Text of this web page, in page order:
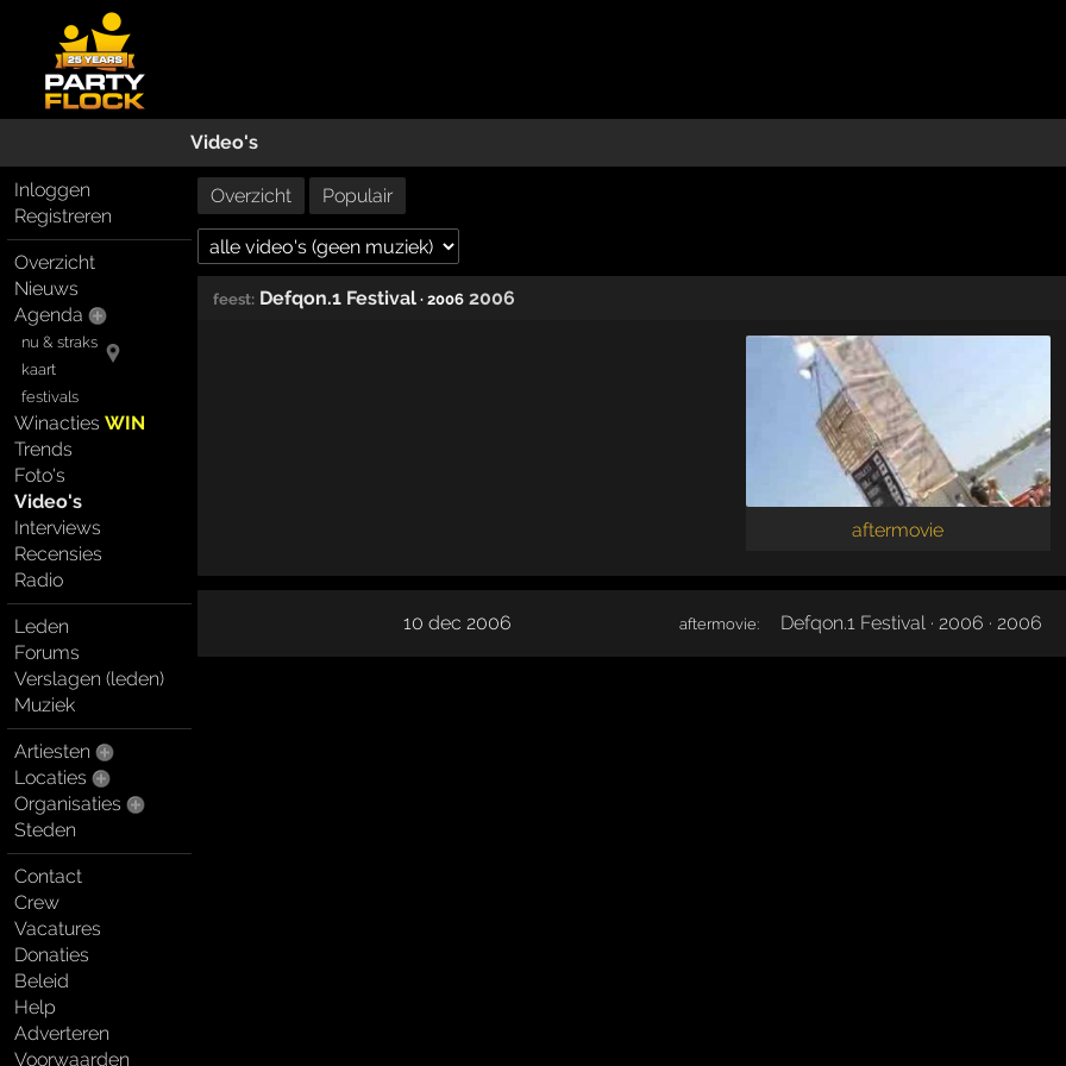
Video's
Inloggen
Registreren
Overzicht
Nieuws
Agenda
nu & straks
kaart
festivals
WinactiesWIN
Trends
Foto's
Video's
Interviews
Recensies
Radio
Leden
Forums
Verslagen (leden)
Muziek
Artiesten
Locaties
Organisaties
Steden
Contact
Crew
Vacatures
Donaties
Beleid
Help
Adverteren
Voorwaarden
Overzicht Populair
feest: Defqon.1 Festival· 2006 2006
aftermovie
10 dec 2006 aftermovie: Defqon.1 Festival · 2006 · 2006